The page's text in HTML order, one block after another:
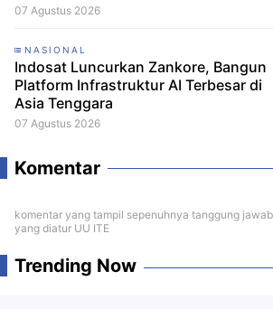
07 Agustus 2026
NASIONAL
Indosat Luncurkan Zankore, Bangun
Platform Infrastruktur AI Terbesar di
Asia Tenggara
07 Agustus 2026
Komentar
komentar yang tampil sepenuhnya tanggung
yang diatur UU ITE
Trending Now